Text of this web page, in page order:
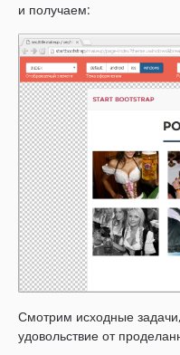
и получаем:
Смотрим исходные
удовольствие от